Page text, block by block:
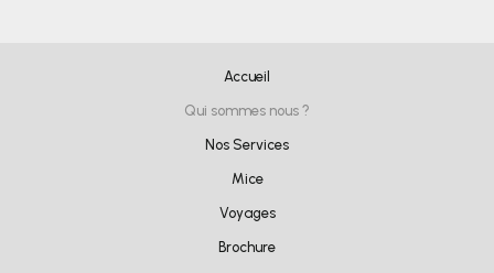
Accueil
Qui sommes nous ?
Nos Services
Mice
Voyages
Brochure